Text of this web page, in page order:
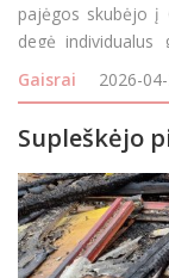
pajėgos skubėjo į
degė individualus
namas degė
nudegė visas
Gaisrai 2026-
Supleškėjo